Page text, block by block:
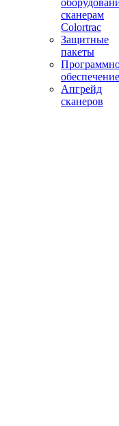
сканерам
Colortrac
Защитные
пакеты
обеспечение
Апгрейд
сканеров